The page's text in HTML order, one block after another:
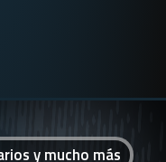
y mucho más